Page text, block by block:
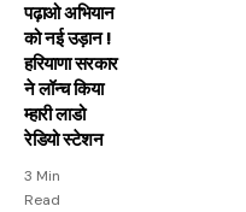
पढ़ाओ अभियान
को नई उड़ान !
हरियाणा सरकार
ने लॉन्च किया
म्हारी लाडो
रेडियो स्टेशन
3 Min
Read